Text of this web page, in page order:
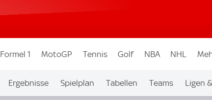
Formel 1 MotoGP Tennis Golf NBA NHL
Ergebnisse Spielplan Tabellen Teams Ligen